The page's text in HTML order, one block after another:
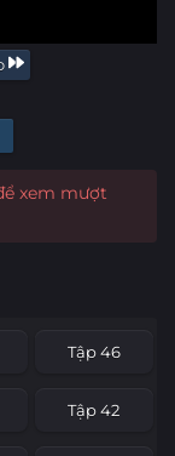
xem mượt
Tập 46
Tập 42